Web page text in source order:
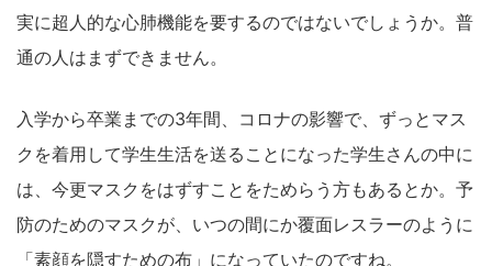
実に超人的な心肺機能を要するのではないでしょうか。普
通の人はまずできません。
入学から卒業までの3年間、コロナの影響で、ずっとマス
クを着用して学生生活を送ることになった学生さんの中に
は、今更マスクをはずすことをためらう方もあるとか。予
防のためのマスクが、いつの間にか覆面レスラーのように
「素顔を隠すための布」になっていたのですね。